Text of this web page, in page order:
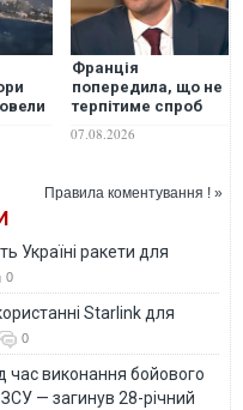
Франція
попередила, що не
терпітиме спроб
іноземного
втручання у вибори
07.08.2026
Правила коментування ! »
Україні ракети для
0
Starlink для
0
час виконання бойового
— загинув 28-річний